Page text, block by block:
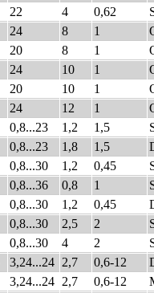
22 4 0,62
24 8 1
20 8 1
24 10 1
20 10 1
24 12 1
0,8...23 1,2 1,5
0,8...23 1,8 1,5
0,8...30 1,2 0,45
0,8...36 0,8 1
0,8...30 1,2 0,45
0,8...30 2,5 2
0,8...30 4 2
3,24...24 2,7 0,6-12
3,24...24 2,7 0,6-12